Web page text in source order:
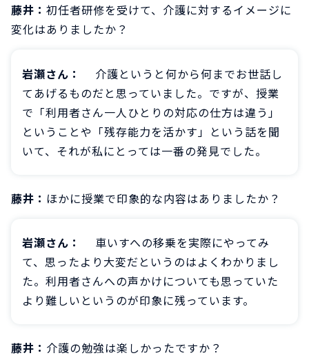
藤井： 初任者研修を受けて、介護に対するイメージに
変化はありましたか？
岩瀬さん：
介護というと何から何までお世話し
てあげるものだと思っていました。ですが、授業
で「利用者さん一人ひとりの対応の仕方は違う」
ということや「残存能力を活かす」という話を聞
いて、それが私にとっては一番の発見でした。
藤井： ほかに授業で印象的な内容はありましたか？
岩瀬さん：
車いすへの移乗を実際にやってみ
て、思ったより大変だというのはよくわかりまし
た。利用者さんへの声かけについても思っていた
より難しいというのが印象に残っています。
藤井： 介護の勉強は楽しかったですか？